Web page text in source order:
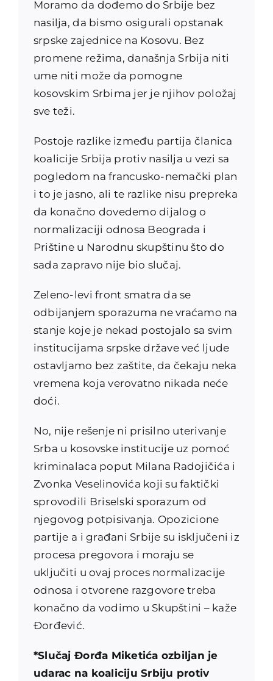
Moramo da dođemo do Srbije bez
nasilja, da bismo osigurali opstanak
srpske zajednice na Kosovu. Bez
promene režima, današnja Srbija niti
ume niti može da pomogne
kosovskim Srbima jer je njihov položaj
sve teži.
Postoje razlike između partija članica
koalicije Srbija protiv nasilja u vezi sa
pogledom na francusko-nemački plan
i to je jasno, ali te razlike nisu prepreka
da konačno dovedemo dijalog o
normalizaciji odnosa Beograda i
Prištine u Narodnu skupštinu što do
sada zapravo nije bio slučaj.
Zeleno-levi front smatra da se
odbijanjem sporazuma ne vraćamo na
stanje koje je nekad postojalo sa svim
institucijama srpske države već ljude
ostavljamo bez zaštite, da čekaju neka
vremena koja verovatno nikada neće
doći.
No, nije rešenje ni prisilno uterivanje
Srba u kosovske institucije uz pomoć
kriminalaca poput Milana Radojičića i
Zvonka Veselinovića koji su faktički
sprovodili Briselski sporazum od
njegovog potpisivanja. Opozicione
partije a i građani Srbije su isključeni iz
procesa pregovora i moraju se
uključiti u ovaj proces normalizacije
odnosa i otvorene razgovore treba
konačno da vodimo u Skupštini – kaže
Đorđević.
*Slučaj Đorđa Miketića ozbiljan je
udarac na koaliciju Srbiju protiv